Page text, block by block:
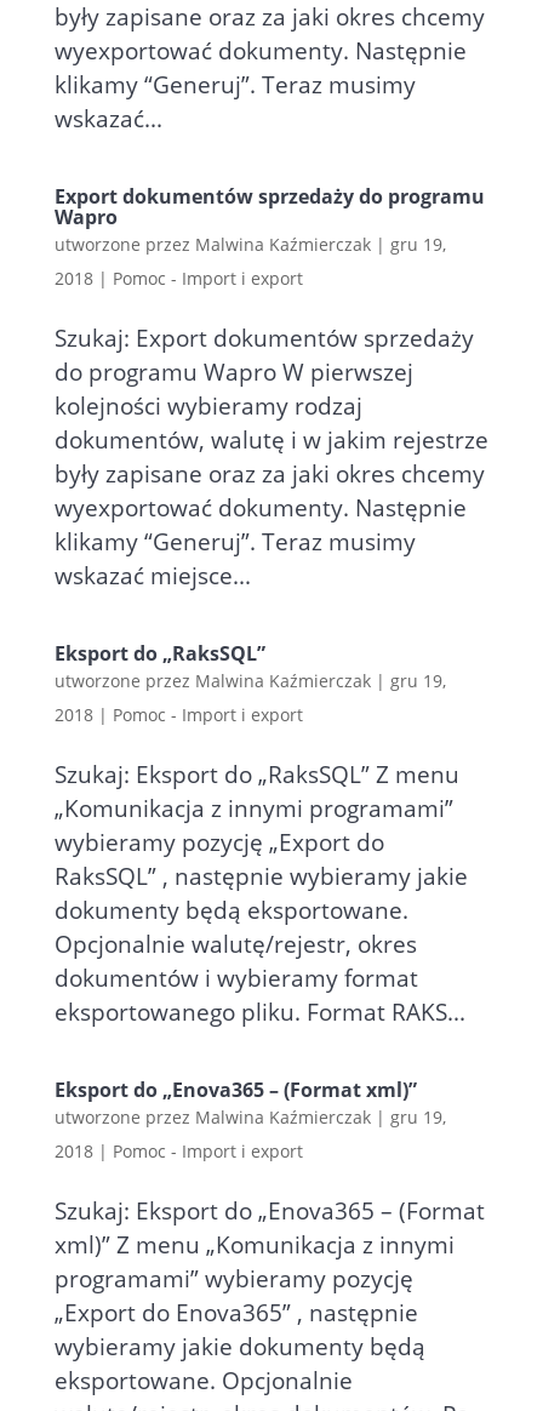
były zapisane oraz za jaki okres chcemy
wyexportować dokumenty. Następnie
klikamy “Generuj”. Teraz musimy
wskazać...
Export dokumentów sprzedaży do programu
Wapro
utworzone przez Malwina Kaźmierczak| gru 19,
2018| Pomoc - Import i export
Szukaj: Export dokumentów sprzedaży
do programu Wapro W pierwszej
kolejności wybieramy rodzaj
dokumentów, walutę i w jakim rejestrze
były zapisane oraz za jaki okres chcemy
wyexportować dokumenty. Następnie
klikamy “Generuj”. Teraz musimy
wskazać miejsce...
Eksport do „RaksSQL”
utworzone przez Malwina Kaźmierczak| gru 19,
2018| Pomoc - Import i export
Szukaj: Eksport do „RaksSQL” Z menu
„Komunikacja z innymi programami”
wybieramy pozycję „Export do
RaksSQL” , następnie wybieramy jakie
dokumenty będą eksportowane.
Opcjonalnie walutę/rejestr, okres
dokumentów i wybieramy format
eksportowanego pliku. Format RAKS...
Eksport do „Enova365 – (Format xml)”
utworzone przez Malwina Kaźmierczak| gru 19,
2018| Pomoc - Import i export
Szukaj: Eksport do „Enova365 – (Format
xml)” Z menu „Komunikacja z innymi
programami” wybieramy pozycję
„Export do Enova365” , następnie
wybieramy jakie dokumenty będą
eksportowane. Opcjonalnie